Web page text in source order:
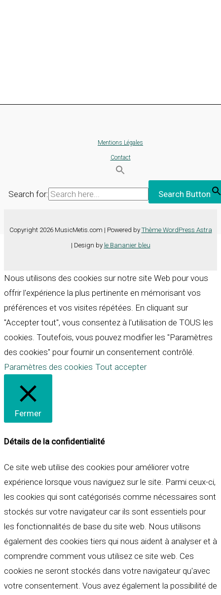
Mentions Légales
Contact
Search for: Search Button
Copyright 2026 MusicMetis.com | Powered by Thème WordPress Astra
| Design by le Bananier bleu
Nous utilisons des cookies sur notre site Web pour vous
offrir l'expérience la plus pertinente en mémorisant vos
préférences et vos visites répétées. En cliquant sur
"Accepter tout", vous consentez à l'utilisation de TOUS les
cookies. Toutefois, vous pouvez modifier les "Paramètres
des cookies" pour fournir un consentement contrôlé.
Paramètres des cookies Tout accepter
Fermer
Détails de la confidentialité
Ce site web utilise des cookies pour améliorer votre
expérience lorsque vous naviguez sur le site. Parmi ceux-ci,
les cookies qui sont catégorisés comme nécessaires sont
stockés sur votre navigateur car ils sont essentiels pour
les fonctionnalités de base du site web. Nous utilisons
également des cookies tiers qui nous aident à analyser et à
comprendre comment vous utilisez ce site web. Ces
cookies ne seront stockés dans votre navigateur qu'avec
votre consentement. Vous avez également la possibilité de